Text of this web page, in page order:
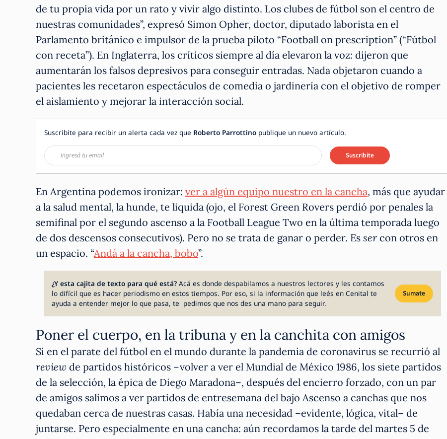
de tu propia vida por un rato y vivir algo distinto. Los clubes de fútbol son el centro de
nuestras comunidades”, expresó Simon Opher, doctor, diputado laborista en el
Parlamento británico e impulsor de la prueba piloto “Football on prescription” (“Fútbol
con receta”). En Inglaterra, los críticos siempre al día elevaron la voz: dijeron que
aumentarán los falsos depresivos para conseguir entradas. Nada objetaron cuando a
pacientes les recetaron espectáculos de comedia o jardinería con el objetivo de romper
el aislamiento y mejorar la interacción social.
Suscribite para recibir un alerta cada vez que Roberto Parrottino publique un nuevo artículo.
Suscribite
En Argentina podemos ironizar: ver a algún equipo nuestro en la cancha, más que ayudar
a la salud mental, la hunde, te liquida (ojo, el Forest Green Rovers perdió por penales la
semifinal por el segundo ascenso a la Football League Two en la última temporada luego
de dos descensos consecutivos). Pero no se trata de ganar o perder. Es ser con otros en
un espacio. “Andá a la cancha, bobo”.
¿Y esta cajita de texto para qué está? Acá es donde despabilamos a nuestros lectores y les contamos
lo difícil que es hacer periodismo en estos tiempos. Por eso, si la información que leés en Cenital te
ayuda a entender mejor lo que pasa, te pedimos que nos des una mano para seguir.
Sumate
Poner el cuerpo, en la tribuna y en la canchita con amigos
Si en el parate del fútbol en el mundo durante la pandemia de coronavirus se recurrió al
review de partidos históricos –volver a ver el Mundial de México 1986, los siete partidos
de la selección, la épica de Diego Maradona–, después del encierro forzado, con un par
de amigos salimos a ver partidos de entresemana del bajo Ascenso a canchas que nos
quedaban cerca de nuestras casas. Había una necesidad –evidente, lógica, vital– de
juntarse. Pero especialmente en una cancha: aún recordamos la tarde del martes 5 de